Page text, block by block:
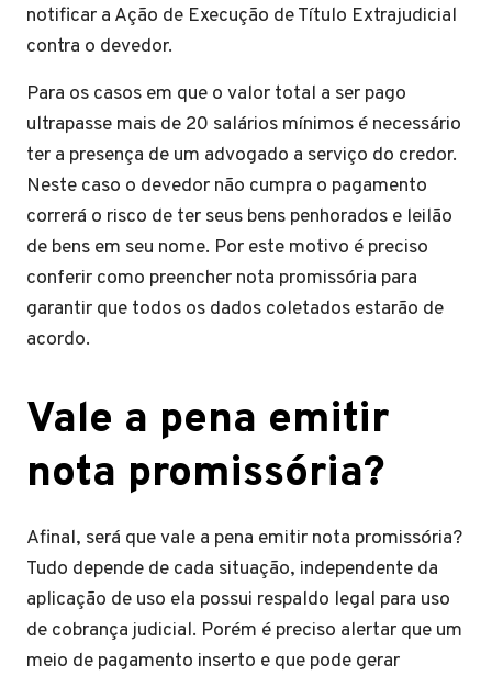
notificar a Ação de Execução de Título Extrajudicial
contra o devedor.
Para os casos em que o valor total a ser pago
ultrapasse mais de 20 salários mínimos é necessário
ter a presença de um advogado a serviço do credor.
Neste caso o devedor não cumpra o pagamento
correrá o risco de ter seus bens penhorados e leilão
de bens em seu nome. Por este motivo é preciso
conferir como preencher nota promissória para
garantir que todos os dados coletados estarão de
acordo.
Vale a pena emitir
nota promissória?
Afinal, será que vale a pena emitir nota promissória?
Tudo depende de cada situação, independente da
aplicação de uso ela possui respaldo legal para uso
de cobrança judicial. Porém é preciso alertar que um
meio de pagamento inserto e que pode gerar